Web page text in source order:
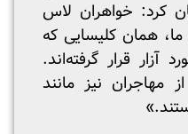
کرد: خواهران لاس
همان کلیسایی که
آزار قرار گرفته‌اند.
مهاجران نیز مانند